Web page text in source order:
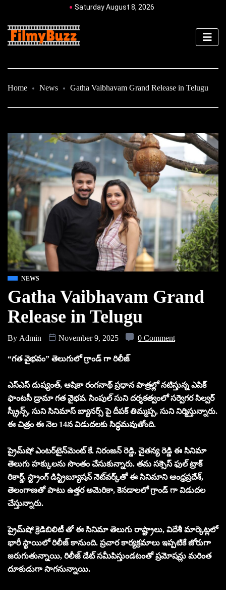
Saturday August 8, 2026
Home News Gatha Vaibhavam Grand Release in Telugu
NEWS
Gatha Vaibhavam Grand
Release in Telugu
By Admin November 9, 2025 0 Comment
“గత వైభవం” తెలుగులో గ్రాండ్ గా రిలీజ్
ఎస్ఎస్ దుష్యంత్, ఆషికా రంగనాథ్ ప్రధాన పాత్రల్లో నటిస్తున్న ఎపిక్
ఫాంటసీ డ్రామా గత వైభవ. సింపుల్ సుని దర్శకత్వంలో సర్వెగర సిల్వర్
స్క్రీన్స్, సుని సినిమాస్ బ్యానర్స్ పై దీపక్ తిమ్మప్ప, సుని నిర్మిస్తున్నారు.
ఈ చిత్రం ఈ నెల 14న విడుదలకు సిద్ధమవుతోంది.
ప్రైమ్‌షో ఎంటర్‌టైన్‌మెంట్ కే. నిరంజన్ రెడ్డి, చైతన్య రెడ్డి ఈ సినిమా
తెలుగు హక్కులను సొంతం చేసుకున్నారు. తమ సక్సెస్ ఫుల్ ట్రాక్‌
రికార్డ్‌, స్ట్రాంగ్ డిస్ట్రిబ్యూషన్‌ నెట్‌వర్క్‌తో ఈ సినిమాని ఆంధ్రప్రదేశ్‌,
తెలంగాణతో పాటు ఉత్తర అమెరికా, కెనడాలలో గ్రాండ్ గా విడుదల
చేస్తున్నారు.
ప్రైమ్‌షో క్రెడిబిలిటీ తో ఈ సినిమా తెలుగు రాష్ట్రాలు, విదేశీ మార్కెట్లలో
భారీ స్థాయిలో రిలీజ్ కానుంది. ప్రచార కార్యక్రమాలు ఇప్పటికే జోరుగా
జరుగుతున్నాయి, రిలీజ్‌ డేట్‌ సమీపిస్తుండటంతో ప్రమోషన్లు మరింత
దూకుడుగా సాగనున్నాయి.